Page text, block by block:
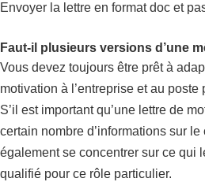
Envoyer la lettre en format doc et
Faut-il plusieurs versions d’une
Vous devez toujours être prêt à
motivation à l’entreprise et au
S’il est important qu’une lettre de
certain nombre d’informations sur
également se concentrer sur ce qui
qualifié pour ce rôle particulier.